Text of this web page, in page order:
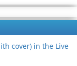
cover) in the Live